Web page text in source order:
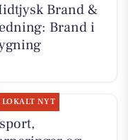
Brand &
Brand i
LOKALT NYT